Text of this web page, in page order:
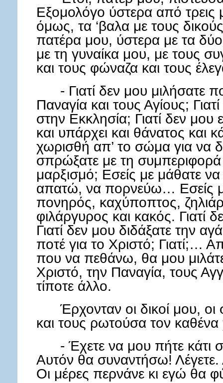
Εξομολόγο ύστερα από τρεις
όμως, τα ‘βαλα με τους
πατέρα μου, ύστερα με τα
με τη γυναίκα μου, με τους
και τους φώναζα και τους
- Γιατί δεν μου μιλήσατε
Παναγία και τους Αγίους;
στην Εκκλησία; Γιατί δεν μου
και υπάρχει και θάνατος και
χωρισθή απ’ το σώμα για να
σπρώξατε με τη συμπεριφορά
μαρξισμό; Εσείς με μάθατε
απατώ, να πορνεύω… Εσείς
πονηρός, καχύποπτος,
φιλάργυρος και κακός. Γιατί
Γιατί δεν μου διδάξατε την
ποτέ για το Χριστό; Γιατί;…
που να πεθάνω, θα μου
Χριστό, την Παναγία, τους
τίποτε άλλο.
Έρχονταν οι δικοί μου, οι
και τους ρωτούσα τον
- Έχετε να μου πήτε κάτι
Αυτόν θα συναντήσω! Λέγετε.
Οι μέρες περνάνε κι εγώ θα